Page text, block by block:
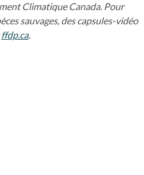
Climatique Canada. Pour
sauvages, des capsules-vidéo
ffdp.cas’ouvre dans un nouvel
.